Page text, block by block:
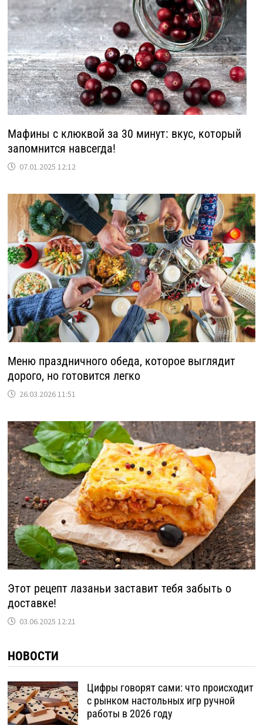
Мафины с клюквой за 30 минут: вкус, который
запомнится навсегда!
07.01.2025 12:12
Меню праздничного обеда, которое выглядит
дорого, но готовится легко
26.03.2026 11:51
Этот рецепт лазаньи заставит тебя забыть о
доставке!
03.06.2025 12:21
НОВОСТИ
Цифры говорят сами: что происходит
с рынком настольных игр ручной
работы в 2026 году